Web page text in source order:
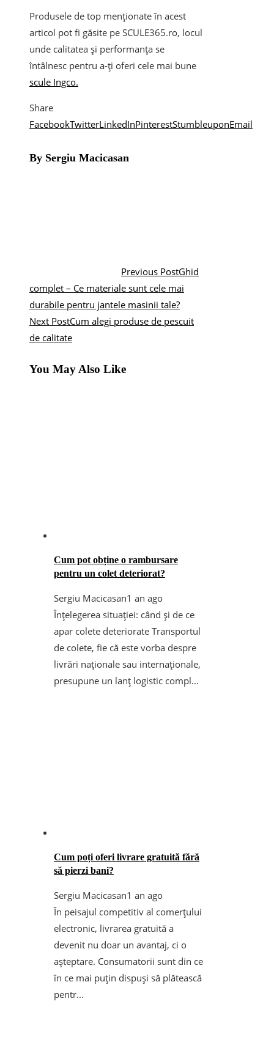
Produsele de top menționate în acest
articol pot fi găsite pe SCULE365.ro, locul
unde calitatea și performanța se
întâlnesc pentru a-ți oferi cele mai bune
scule Ingco.
Share
FacebookTwitterLinkedInPinterestStumbleuponEmail
By Sergiu Macicasan
Previous PostGhid
complet – Ce materiale sunt cele mai
durabile pentru jantele masinii tale?
Next PostCum alegi produse de pescuit
de calitate
You May Also Like
Cum pot obține o rambursare
pentru un colet deteriorat?
Sergiu Macicasan1 an ago
Înțelegerea situației: când și de ce
apar colete deteriorate Transportul
de colete, fie că este vorba despre
livrări naționale sau internaționale,
presupune un lanț logistic compl...
Cum poți oferi livrare gratuită fără
să pierzi bani?
Sergiu Macicasan1 an ago
În peisajul competitiv al comerțului
electronic, livrarea gratuită a
devenit nu doar un avantaj, ci o
așteptare. Consumatorii sunt din ce
în ce mai puțin dispuși să plătească
pentr...